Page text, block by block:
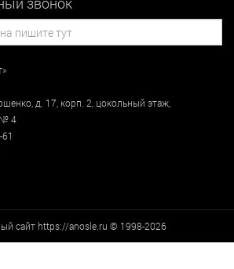
д. 17, корп. 2, цокольный этаж
№ 4
сайт https://anosle.ru © 1998-2026